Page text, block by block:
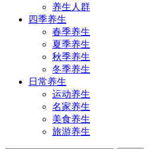
养生人群
四季养生
春季养生
夏季养生
秋季养生
冬季养生
日常养生
运动养生
名家养生
美食养生
旅游养生